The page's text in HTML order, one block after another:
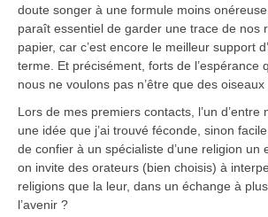
doute songer à une formule moins
paraît essentiel de garder une trace de nos
papier, car c’est encore le meilleur support
terme. Et précisément, forts de l’espérance
nous ne voulons pas n’être que des oiseaux
Lors de mes premiers contacts, l’un d’entre
une idée que j’ai trouvé féconde, sinon
de confier à un spécialiste d’une religion un
on invite des orateurs (bien choisis) à
religions que la leur, dans un échange à
l’avenir ?